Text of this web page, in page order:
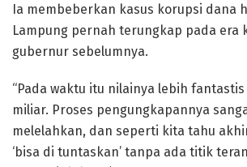
Ia membeberkan kasus korupsi dana
Lampung pernah terungkap pada era
gubernur sebelumnya.
“Pada waktu itu nilainya lebih fantastis
miliar. Proses pengungkapannya
melelahkan, dan seperti kita tahu
‘bisa di tuntaskan’ tanpa ada titik